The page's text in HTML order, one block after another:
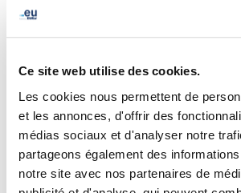
Ce site web utilise des cookies.
Les cookies nous permettent de
et les annonces, d'offrir des
médias sociaux et d'analyser notre
partageons également des
notre site avec nos partenaires de
EURid.
apparentées : EURid a été nommé par
européenne en qualité de
ccTLD .eu et ses variantes possibles
scripts. Nous pouvons partager vos
personnel avec la Commission
institution ou agence apparentée.